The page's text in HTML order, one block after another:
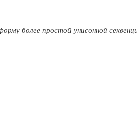
более простой унисонной